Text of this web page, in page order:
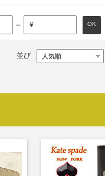
～ ¥ OK
並び